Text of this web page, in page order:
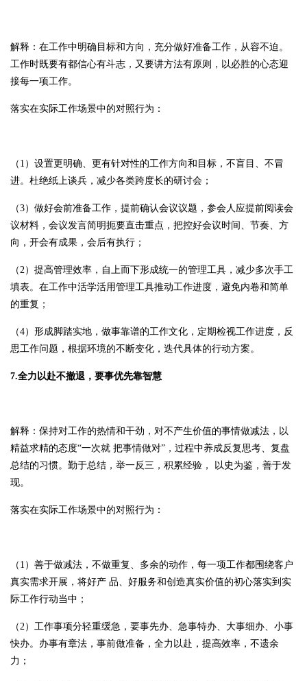
解释：在工作中明确目标和方向，充分做好准备工作，从容不迫。
工作时既要有都信心有斗志，又要讲方法有原则，以必胜的心态迎
接每一项工作。
落实在实际工作场景中的对照行为：
（1）设置更明确、更有针对性的工作方向和目标，不盲目、不冒
进。杜绝纸上谈兵，减少各类跨度长的研讨会；
（3）做好会前准备工作，提前确认会议议题，参会人应提前阅读会
议材料，会议发言简明扼要直击重点，把控好会议时间、节奏、方
向，开会有成果，会后有执行；
（2）提高管理效率，自上而下形成统一的管理工具，减少多次手工
填表。在工作中活学活用管理工具推动工作进度，避免内卷和简单
的重复；
（4）形成脚踏实地，做事靠谱的工作文化，定期检视工作进度，反
思工作问题，根据环境的不断变化，迭代具体的行动方案。
7.全力以赴不撤退，要事优先靠智慧
解释：保持对工作的热情和干劲，对不产生价值的事情做减法，以
精益求精的态度“一次就 把事情做对”，过程中养成反复思考、复盘
总结的习惯。勤于总结，举一反三，积累经验， 以史为鉴，善于发
现。
落实在实际工作场景中的对照行为：
（1）善于做减法，不做重复、多余的动作，每一项工作都围绕客户
真实需求开展，将好产 品、好服务和创造真实价值的初心落实到实
际工作行动当中；
（2）工作事项分轻重缓急，要事先办、急事特办、大事细办、小事
快办。办事有章法，事前做准备，全力以赴，提高效率，不遗余
力；